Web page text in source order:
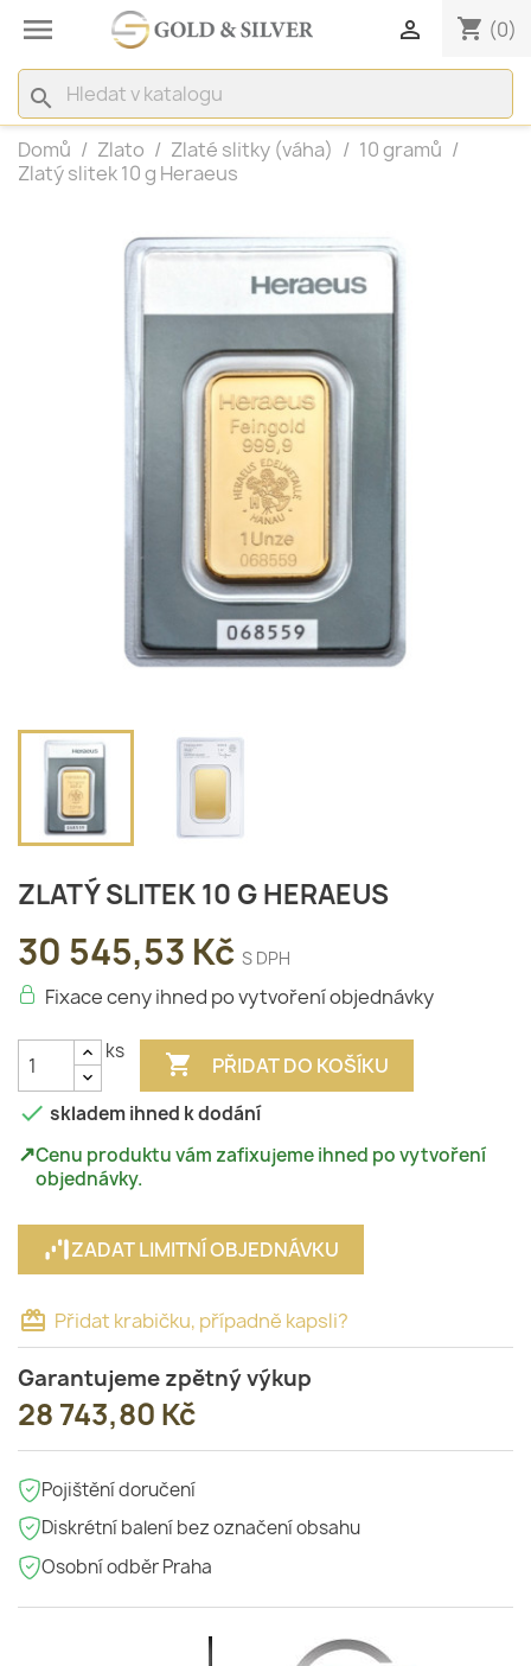
 shopping_cart (0)

search
Domů Zlato Zlaté slitky (váha)
10 gramů
Zlatý slitek 10 g Heraeus
ZLATÝ SLITEK 10 G HERAEUS
30 545,53 Kč S DPH
Fixace ceny ihned po vytvoření objednávky
ks  PŘIDAT DO KOŠÍKU
 skladem ihned k dodání
↗Cenu produktu vám zafixujeme ihned po vytvoření
objednávky.
ZADAT LIMITNÍ OBJEDNÁVKU
card_giftcard Přidat krabičku, případně kapsli?
Garantujeme zpětný výkup
28 743,80 Kč
Pojištění doručení
Diskrétní balení bez označení obsahu
Osobní odběr Praha